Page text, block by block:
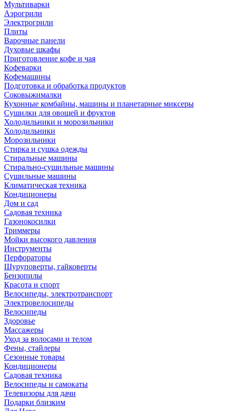
Мультиварки
Аэрогрили
Электрогрили
Плиты
Варочные панели
Духовые шкафы
Приготовление кофе и чая
Кофеварки
Кофемашины
Подготовка и обработка продуктов
Соковыжималки
Кухонные комбайны, машины и планетарные миксеры
Сушилки для овощей и фруктов
Холодильники и морозильники
Холодильники
Морозильники
Стирка и сушка одежды
Стиральные машины
Стирально-сушильные машины
Сушильные машины
Климатическая техника
Кондиционеры
Дом и сад
Садовая техника
Газонокосилки
Триммеры
Мойки высокого давления
Инструменты
Перфораторы
Шуруповерты, гайковерты
Бензопилы
Красота и спорт
Велосипеды, электротранспорт
Электровелосипеды
Велосипеды
Здоровье
Массажеры
Уход за волосами и телом
Фены, стайлеры
Сезонные товары
Кондиционеры
Садовая техника
Велосипеды и самокаты
Телевизоры для дачи
Подарки близким